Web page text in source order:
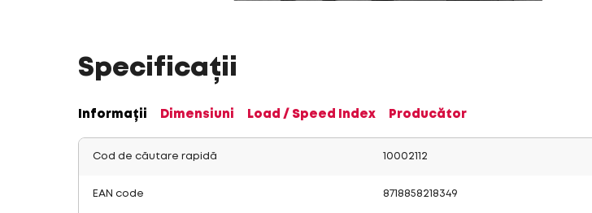
Specificații
Informații Dimensiuni Load / Speed Index Producător
Cod de căutare rapidă 10002112
EAN code 8718858218349